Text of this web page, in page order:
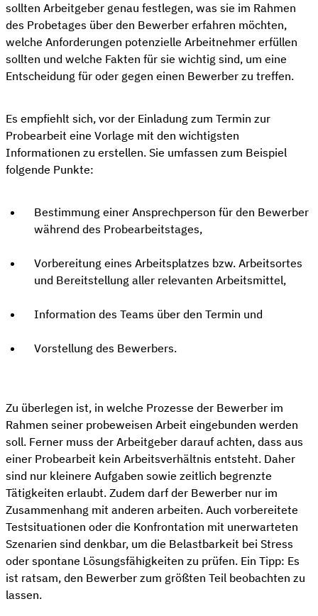
sollten Arbeitgeber genau festlegen, was sie im Rahmen
des Probetages über den Bewerber erfahren möchten,
welche Anforderungen potenzielle Arbeitnehmer erfüllen
sollten und welche Fakten für sie wichtig sind, um eine
Entscheidung für oder gegen einen Bewerber zu treffen.
Es empfiehlt sich, vor der Einladung zum Termin zur
Probearbeit eine Vorlage mit den wichtigsten
Informationen zu erstellen. Sie umfassen zum Beispiel
folgende Punkte:
Bestimmung einer Ansprechperson für den Bewerber
während des Probearbeitstages,
Vorbereitung eines Arbeitsplatzes bzw. Arbeitsortes
und Bereitstellung aller relevanten Arbeitsmittel,
Information des Teams über den Termin und
Vorstellung des Bewerbers.
Zu überlegen ist, in welche Prozesse der Bewerber im
Rahmen seiner probeweisen Arbeit eingebunden werden
soll. Ferner muss der Arbeitgeber darauf achten, dass aus
einer Probearbeit kein Arbeitsverhältnis entsteht. Daher
sind nur kleinere Aufgaben sowie zeitlich begrenzte
Tätigkeiten erlaubt. Zudem darf der Bewerber nur im
Zusammenhang mit anderen arbeiten. Auch vorbereitete
Testsituationen oder die Konfrontation mit unerwarteten
Szenarien sind denkbar, um die Belastbarkeit bei Stress
oder spontane Lösungsfähigkeiten zu prüfen. Ein Tipp: Es
ist ratsam, den Bewerber zum größten Teil beobachten zu
lassen.